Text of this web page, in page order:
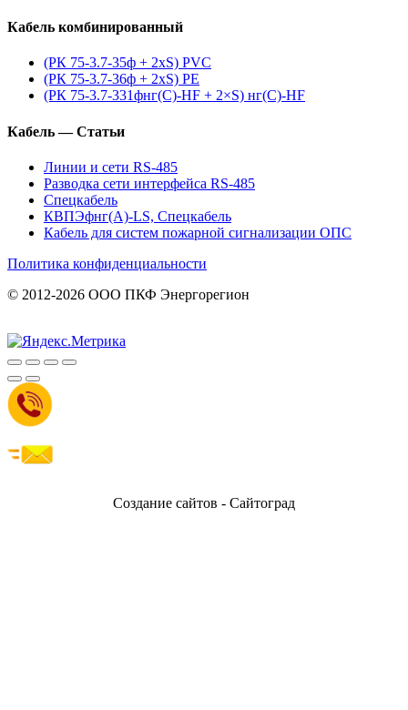
Кабель комбинированный
(РК 75-3.7-35ф + 2xS) PVC
(РК 75-3.7-36ф + 2xS) PE
(РК 75-3.7-331фнг(С)-HF + 2×S) нг(С)-HF
Кабель — Статьи
Линии и сети RS-485
Разводка сети интерфейса RS-485
Спецкабель
КВПЭфнг(А)-LS, Спецкабель
Кабель для систем пожарной сигнализации ОПС
Политика конфиденциальности
© 2012-2026 ООО ПКФ Энергорегион
Создание сайтов - Сайтоград